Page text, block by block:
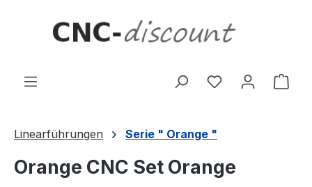
Linearführungen Serie " Orange "
Orange CNC Set Orange